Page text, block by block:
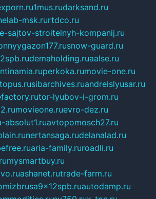
1mus.rudarksand.ru
msk.rurtdco.ru
sajtov-stroitelnyh-kompanij.ru
snow-guard.ru
demaholding.ruaalse.ru
perkoka.rumovie-one.ru
sibarchives.ruandreislyusar.ru
tor-lyubov-i-grom.ru
movieone.ruevro-dez.ru
absolut1.ruavtopomosch27.ru
nertansaga.rudelanalad.ru
aria-family.ruroadli.ru
mysmartbuy.ru
ashanet.rutrade-farm.ru
autodamp.ru